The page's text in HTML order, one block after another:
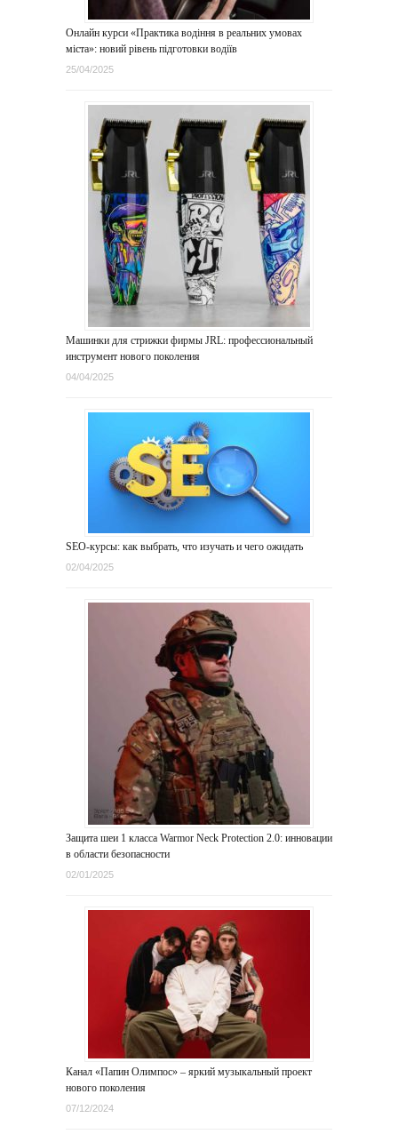
Онлайн курси «Практика водіння в реальних умовах
міста»: новий рівень підготовки водіїв
25/04/2025
Машинки для стрижки фирмы JRL: профессиональный
инструмент нового поколения
04/04/2025
SEO-курсы: как выбрать, что изучать и чего ожидать
02/04/2025
Защита шеи 1 класса Warmor Neck Protection 2.0: инновации
в области безопасности
02/01/2025
Канал «Папин Олимпос» – яркий музыкальный проект
нового поколения
07/12/2024